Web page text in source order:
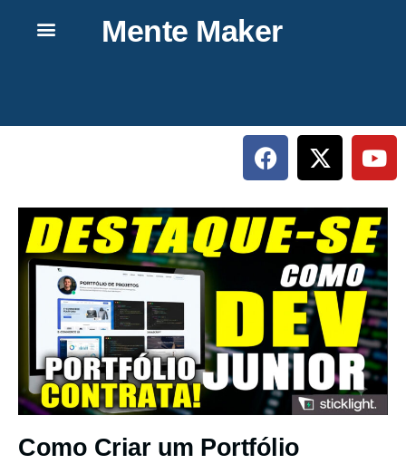
Mente Maker
Como Criar um Portfólio